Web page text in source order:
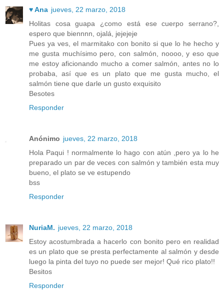
♥ Ana jueves, 22 marzo, 2018
Holitas cosa guapa ¿como está ese cuerpo serrano?,
espero que biennnn, ojalá, jejejeje
Pues ya ves, el marmitako con bonito si que lo he hecho y
me gusta muchísimo pero, con salmón, noooo, y eso que
me estoy aficionando mucho a comer salmón, antes no lo
probaba, así que es un plato que me gusta mucho, el
salmón tiene que darle un gusto exquisito
Besotes
Responder
Anónimo jueves, 22 marzo, 2018
Hola Paqui ! normalmente lo hago con atún ,pero ya lo he
preparado un par de veces con salmón y también esta muy
bueno, el plato se ve estupendo
bss
Responder
NuriaM. jueves, 22 marzo, 2018
Estoy acostumbrada a hacerlo con bonito pero en realidad
es un plato que se presta perfectamente al salmón y desde
luego la pinta del tuyo no puede ser mejor! Qué rico plato!!
Besitos
Responder